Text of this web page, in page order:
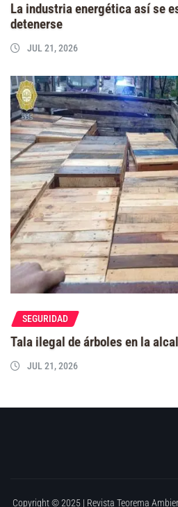
La industria energética así se
detenerse
JUL 21, 2026
SEGURIDAD
Tala ilegal de árboles en la
JUL 21, 2026
Copyright © 2025 | Revista Teorema